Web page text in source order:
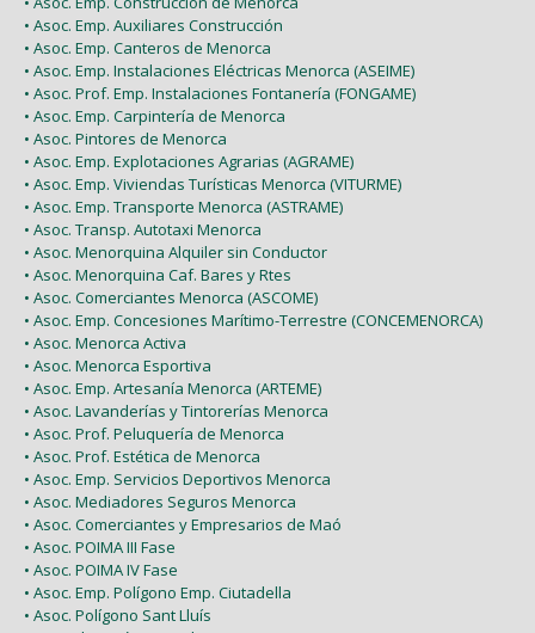
• Asoc. Emp. Auxiliares Construcción
• Asoc. Emp. Canteros de Menorca
• Asoc. Emp. Instalaciones Eléctricas Menorca (ASEIME)
• Asoc. Prof. Emp. Instalaciones Fontanería (FONGAME)
• Asoc. Emp. Carpintería de Menorca
• Asoc. Pintores de Menorca
• Asoc. Emp. Explotaciones Agrarias (AGRAME)
• Asoc. Emp. Viviendas Turísticas Menorca (VITURME)
• Asoc. Emp. Transporte Menorca (ASTRAME)
• Asoc. Transp. Autotaxi Menorca
• Asoc. Menorquina Alquiler sin Conductor
• Asoc. Menorquina Caf. Bares y Rtes
• Asoc. Comerciantes Menorca (ASCOME)
• Asoc. Emp. Concesiones Marítimo-Terrestre (CONCEMENORCA)
• Asoc. Menorca Activa
• Asoc. Menorca Esportiva
• Asoc. Emp. Artesanía Menorca (ARTEME)
• Asoc. Lavanderías y Tintorerías Menorca
• Asoc. Prof. Peluquería de Menorca
• Asoc. Prof. Estética de Menorca
• Asoc. Emp. Servicios Deportivos Menorca
• Asoc. Mediadores Seguros Menorca
• Asoc. Comerciantes y Empresarios de Maó
• Asoc. POIMA III Fase
• Asoc. POIMA IV Fase
• Asoc. Emp. Polígono Emp. Ciutadella
• Asoc. Polígono Sant Lluís